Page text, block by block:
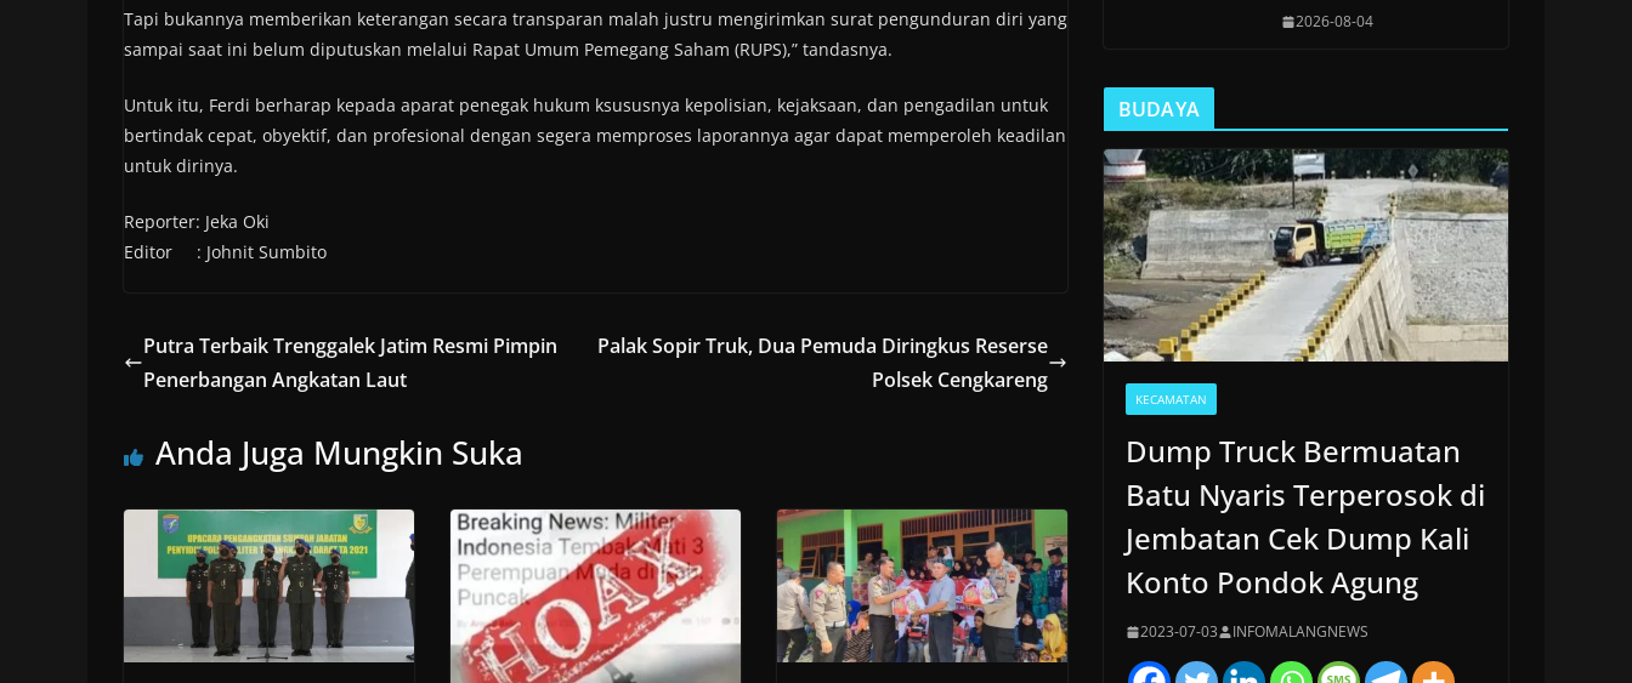
Tapi bukannya memberikan keterangan secara transparan malah justru mengirimkan surat pengunduran diri yang
sampai saat ini belum diputuskan melalui Rapat Umum Pemegang Saham (RUPS),” tandasnya.
Untuk itu, Ferdi berharap kepada aparat penegak hukum ksususnya kepolisian, kejaksaan, dan pengadilan untuk
bertindak cepat, obyektif, dan profesional dengan segera memproses laporannya agar dapat memperoleh keadilan
untuk dirinya.
Reporter: Jeka Oki
Editor : Johnit Sumbito
Putra Terbaik Trenggalek Jatim Resmi Pimpin
Penerbangan Angkatan Laut
Palak Sopir Truk, Dua Pemuda Diringkus Reserse
Polsek Cengkareng
Anda Juga Mungkin Suka
2026-08-04
BUDAYA
KECAMATAN
Dump Truck Bermuatan
Batu Nyaris Terperosok di
Jembatan Cek Dump Kali
Konto Pondok Agung
2023-07-03 INFOMALANGNEWS